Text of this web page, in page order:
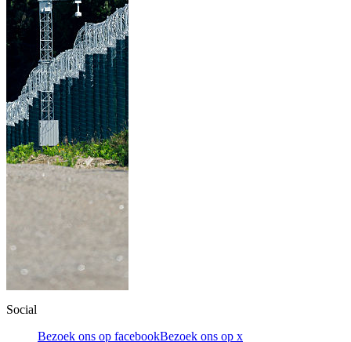
Social
Bezoek ons op facebookBezoek ons op x